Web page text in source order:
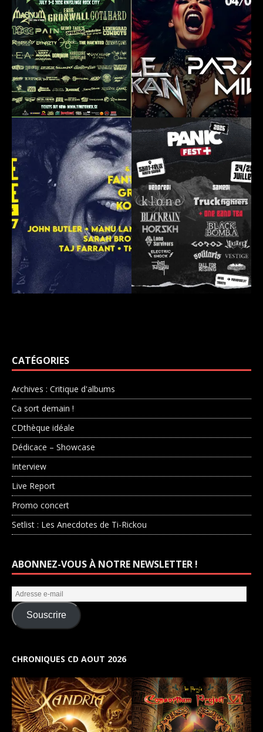
CATÉGORIES
Archives : Critique d'albums
Ca sort demain !
CDthèque idéale
Dédicace – Showcase
Interview
Live Report
Promo concert
Setlist : Les Anecdotes de Ti-Rickou
ABONNEZ-VOUS À NOTRE NEWSLETTER !
Souscrire
CHRONIQUES CD AOUT 2026